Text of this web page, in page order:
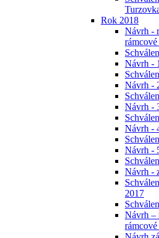
Rok 2018
Návrh -
Návrh -
Návrh -
Návrh -
Návrh -
Návrh -
Návrh -
2017
Návrh –